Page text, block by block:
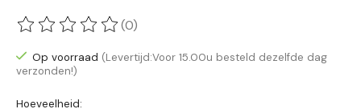
De beoordeling van dit product is
(0)
Op voorraad (Levertijd:Voor 15.00u besteld dezelfde dag
verzonden!)
Hoeveelheid: